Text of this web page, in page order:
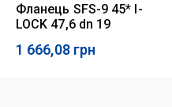
Фланець SFS-9 45* I-
LOCK 47,6 dn 19
1 666,08 грн